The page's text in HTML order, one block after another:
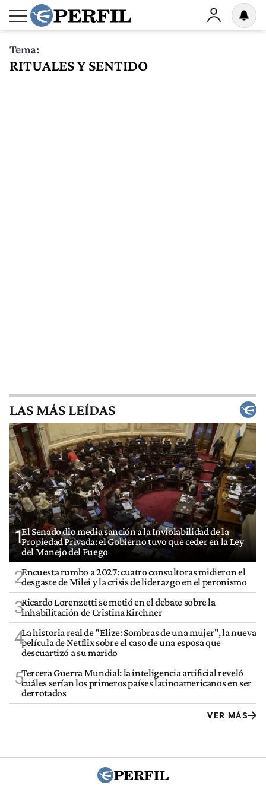
Tema:
RITUALES Y SENTIDO
LAS MÁS LEÍDAS
1El Senado dio media sanción a la Inviolabilidad de la
Propiedad Privada: el Gobierno tuvo que ceder en la Ley
del Manejo del Fuego
2Encuesta rumbo a 2027: cuatro consultoras midieron el
desgaste de Milei y la crisis de liderazgo en el peronismo
3Ricardo Lorenzetti se metió en el debate sobre la
inhabilitación de Cristina Kirchner
4La historia real de "Elize: Sombras de una mujer", la nueva
película de Netflix sobre el caso de una esposa que
descuartizó a su marido
5Tercera Guerra Mundial: la inteligencia artificial reveló
cuáles serían los primeros países latinoamericanos en ser
derrotados
VER MÁS